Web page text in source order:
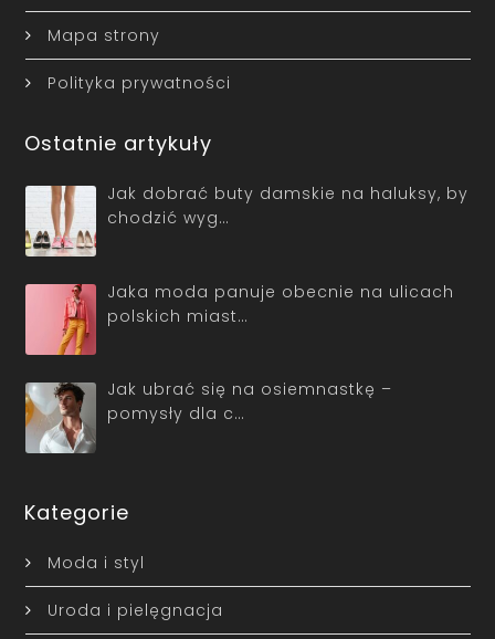
Mapa strony
Polityka prywatności
Ostatnie artykuły
Jak dobrać buty damskie na haluksy, by
chodzić wyg…
Jaka moda panuje obecnie na ulicach
polskich miast…
Jak ubrać się na osiemnastkę –
pomysły dla c…
Kategorie
Moda i styl
Uroda i pielęgnacja